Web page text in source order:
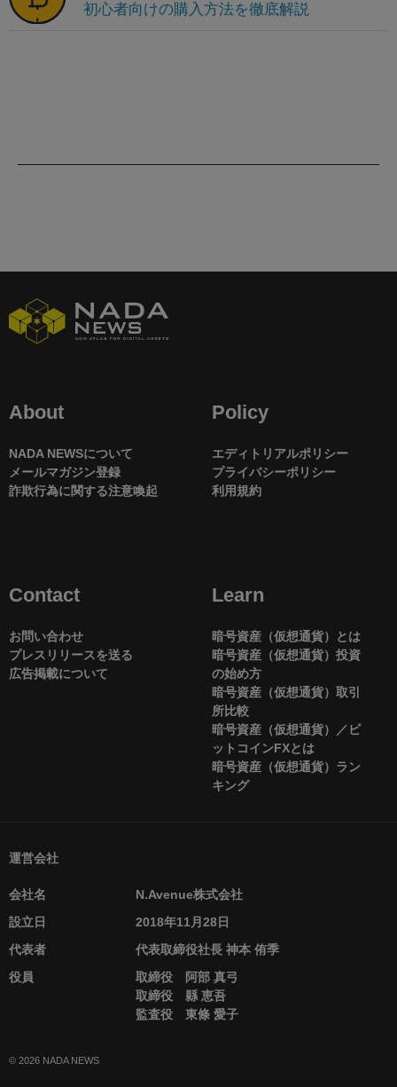
About
NADA NEWSについて
メールマガジン登録
詐欺行為に関する注意喚起
Policy
エディトリアルポリシー
プライバシーポリシー
利用規約
Contact
お問い合わせ
プレスリリースを送る
広告掲載について
Learn
暗号資産（仮想通貨）とは
暗号資産（仮想通貨）投資
の始め方
暗号資産（仮想通貨）取引
所比較
暗号資産（仮想通貨）／ビ
ットコインFXとは
暗号資産（仮想通貨）ラン
キング
運営会社
会社名
N.Avenue株式会社
設立日
2018年11月28日
代表者
代表取締役社長 神本 侑季
役員
取締役 阿部 真弓
取締役 縣 恵吾
監査役 東條 愛子
© 2026 NADA NEWS